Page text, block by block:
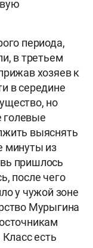
периода,
в третьем
хозяев к
в середине
но
голевые
выяснять
минуты из
пришлось
после чего
у чужой зоне
Мурыгина
есть